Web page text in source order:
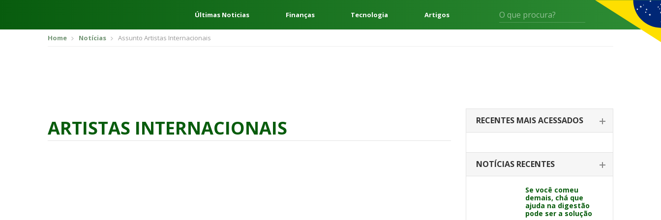
Últimas Noticias Finanças Tecnologia Artigos
Home Notícias Assunto Artistas Internacionais
ARTISTAS INTERNACIONAIS RECENTES MAIS ACESSADOS
NOTÍCIAS RECENTES
Se você comeu
demais, chá que
ajuda na digestão
pode ser a solução